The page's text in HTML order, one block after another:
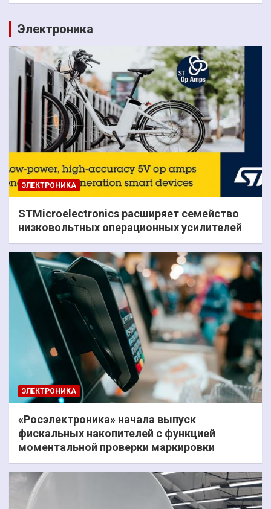
Электроника
ЭЛЕКТРОНИКА
STMicroelectronics расширяет семейство
низковольтных операционных усилителей
ЭЛЕКТРОНИКА
«Росэлектроника» начала выпуск
фискальных накопителей с функцией
моментальной проверки маркировки